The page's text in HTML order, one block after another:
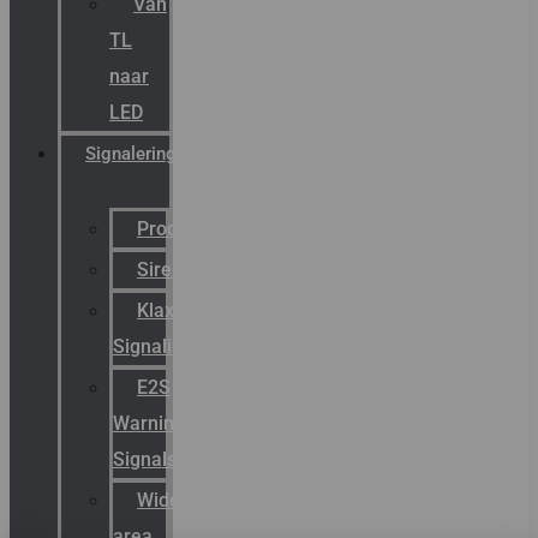
TL
naar
LED
Signalering
Productcatalogus
Sirena
Klaxon
Signaling
E2S
Warning
Signals
Wide